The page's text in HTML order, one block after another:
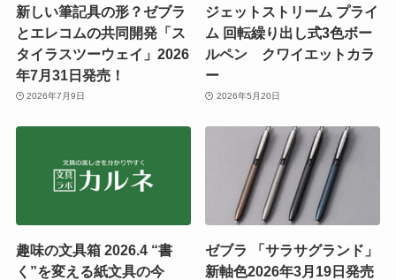
新しい筆記具の形？ゼブラ
とエレコムの共同開発「ス
タイラスツーウェイ」2026
年7月31日発売！
2026年7月9日
ジェットストリーム プライ
ム 回転繰り出し式3色ボー
ルペン クワイエットカラ
ー
2026年5月20日
趣味の文具箱 2026.4 “書
く”を変える紙文具の今
ゼブラ 「サラサグランド」
新軸色2026年3月19日発売